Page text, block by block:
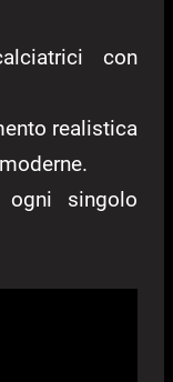
con
realistica
singolo